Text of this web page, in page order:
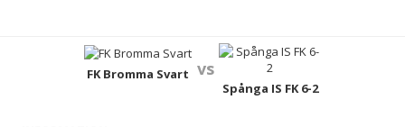
FK Bromma Svart vs
Spånga IS FK 6-2